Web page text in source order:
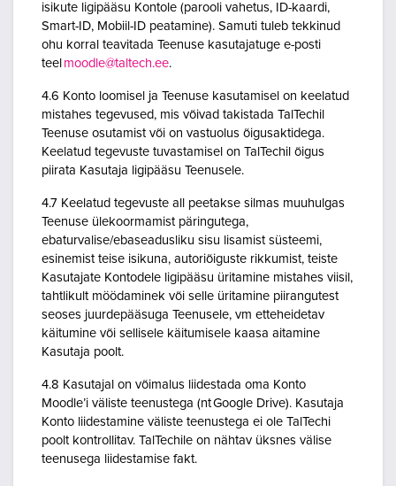
isikute ligipääsu Kontole (parooli vahetus, ID-kaardi,
Smart-ID, Mobiil-ID peatamine). Samuti tuleb tekkinud
ohu korral teavitada Teenuse kasutajatuge e-posti
teel moodle@taltech.ee.
4.6 Konto loomisel ja Teenuse kasutamisel on keelatud
mistahes tegevused, mis võivad takistada TalTechil
Teenuse osutamist või on vastuolus õigusaktidega.
Keelatud tegevuste tuvastamisel on TalTechil õigus
piirata Kasutaja ligipääsu Teenusele.
4.7 Keelatud tegevuste all peetakse silmas muuhulgas
Teenuse ülekoormamist päringutega,
ebaturvalise/ebaseadusliku sisu lisamist süsteemi,
esinemist teise isikuna, autoriõiguste rikkumist, teiste
Kasutajate Kontodele ligipääsu üritamine mistahes viisil,
tahtlikult möödaminek või selle üritamine piirangutest
seoses juurdepääsuga Teenusele, vm etteheidetav
käitumine või sellisele käitumisele kaasa aitamine
Kasutaja poolt.
4.8 Kasutajal on võimalus liidestada oma Konto
Moodle’i väliste teenustega (nt Google Drive). Kasutaja
Konto liidestamine väliste teenustega ei ole TalTechi
poolt kontrollitav. TalTechile on nähtav üksnes välise
teenusega liidestamise fakt.